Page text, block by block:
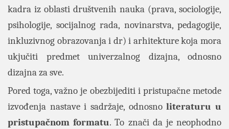
kadra iz oblasti društvenih nauka (prava, sociologije,
psihologije, socijalnog rada, novinarstva, pedagogije,
inkluzivnog obrazovanja i dr) i arhitekture koja mora
ukjučiti predmet univerzalnog dizajna, odnosno
dizajna za sve.
Pored toga, važno je obezbijediti i pristupačne metode
izvođenja nastave i sadržaje, odnosnoliteraturu u
pristupačnom formatu. To znači da je neophodno